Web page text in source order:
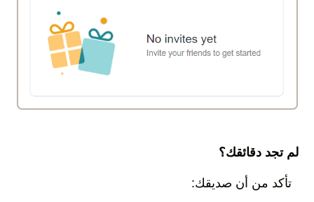
لم تجد دقائقك؟
تأكد من أن صديقك: